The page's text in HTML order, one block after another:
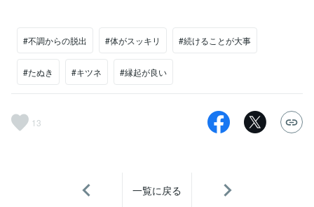
#不調からの脱出 #体がスッキリ #続けることが大事
#たぬき #キツネ #縁起が良い
13
一覧に戻る